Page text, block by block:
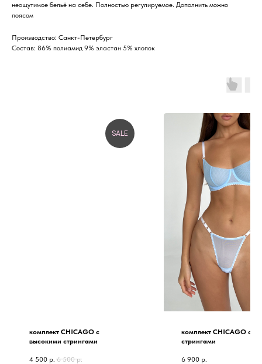
неощутимое бельё на себе. Полностью регулируемое. Дополнить можно
поясом
Производство: Санкт-Петербург
Состав: 86% полиамид 9% эластан 5% хлопок
SALE
комплект CHICAGO с
высокими стрингами
4 500 р. 6 500 р.
комплект CHICAGO со
стрингами
6 900 р.